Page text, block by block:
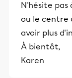
N'hésite
ou le centre
avoir plus
À bientôt,
Karen